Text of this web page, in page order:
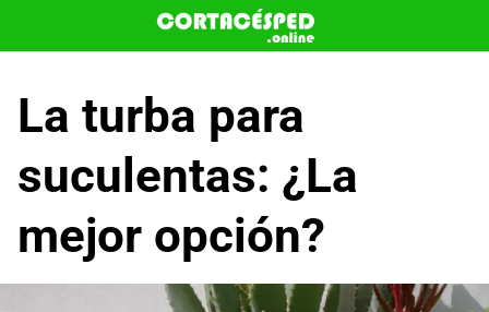
La turba para
suculentas: ¿La
mejor opción?